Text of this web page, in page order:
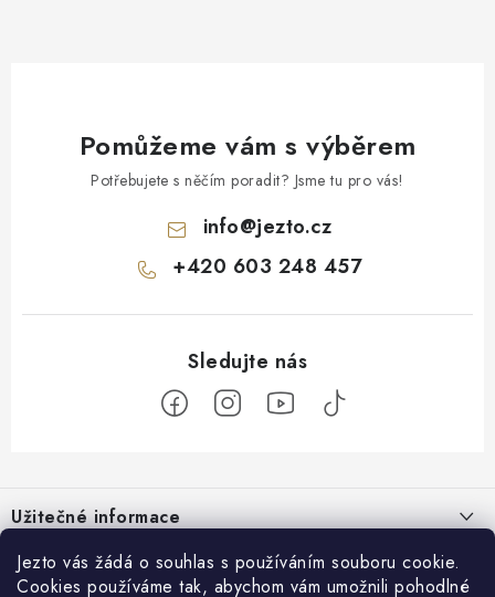
Jezto vás žádá o souhlas s používáním souboru cookie.
Cookies používáme tak, abychom vám umožnili pohodlné
Pomůžeme vám s výběrem
Potřebujete s něčím poradit? Jsme tu pro vás!
info@jezto.cz
+420 603 248 457
pUžitečné informace
O nás
Zákaznický servis